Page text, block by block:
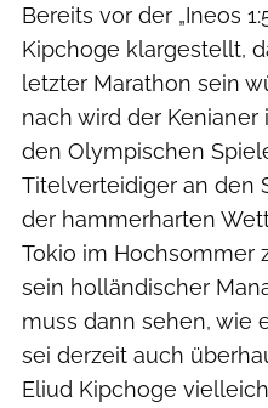
Bereits vor der „Ineos
Kipchoge klargestellt,
letzter Marathon sein
nach wird der
den Olympischen
Titelverteidiger an den
der hammerharten
Tokio im Hochsommer
sein holländischer
muss dann sehen, wie
sei derzeit auch
Eliud Kipchoge